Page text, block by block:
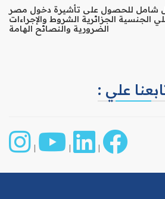
شامل للحصول على تأشيرة دخول مصر
الجنسية الجزائرية الشروط والإجراءات
الضرورية والنصائح الهامة
علي :
|
|
|